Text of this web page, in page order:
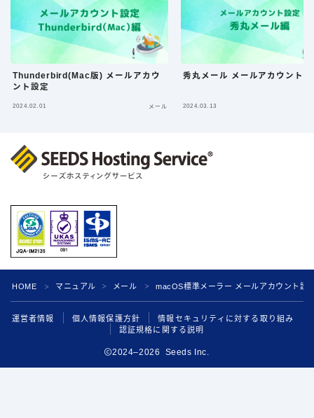
Thunderbird(Mac版) メールアカウ
ント設定
2024.02.01 メール
秀丸メール メールアカウント設
2024.03.13
HOME ＞ マニュアル ＞ メール ＞ macOS標準メーラー メールアカウント設
運営者情報 個人情報保護方針
情報セキュリティに対する取り組み
認証規格に関する説明
2024–2026 Seeds Inc.